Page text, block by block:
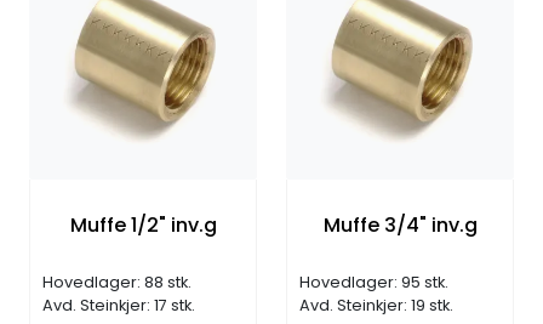
Muffe 1/2" inv.g
Hovedlager: 88 stk.
Avd. Steinkjer: 17 stk.
Muffe 3/4" inv.g
Hovedlager: 95 stk.
Avd. Steinkjer: 19 stk.
Outlet
Be om tilbud